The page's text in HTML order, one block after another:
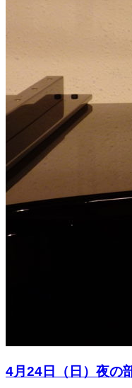
4月24日（日）夜の